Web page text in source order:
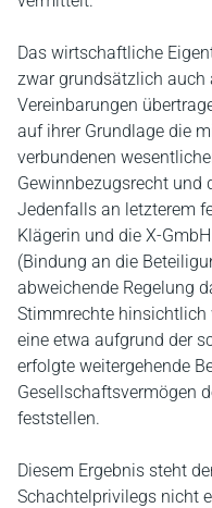
Das wirtschaftliche
zwar grundsätzlich
Vereinbarungen
auf ihrer Grundlage die
verbundenen
Gewinnbezugsrecht und
Jedenfalls an letzterem
Klägerin und die X-
(Bindung an die
abweichende Regelung
Stimmrechte hinsichtlich
eine etwa aufgrund der
erfolgte weitergehende
Gesellschaftsvermögen
feststellen.
Diesem Ergebnis steht
Schachtelprivilegs nicht